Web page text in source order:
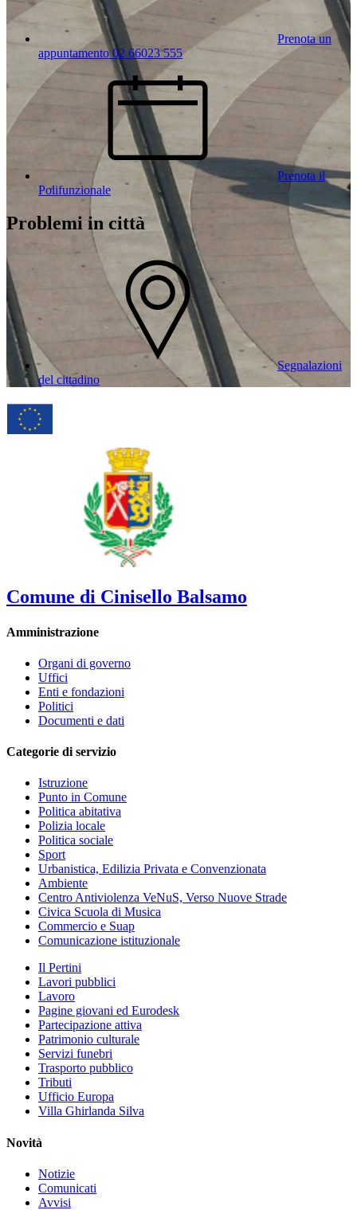
Prenota un
appuntamento 02 66023 555
Prenota il
Polifunzionale
Problemi in città
Segnalazioni
del cittadino
Comune di Cinisello Balsamo
Amministrazione
Organi di governo
Uffici
Enti e fondazioni
Politici
Documenti e dati
Categorie di servizio
Istruzione
Punto in Comune
Politica abitativa
Polizia locale
Politica sociale
Sport
Urbanistica, Edilizia Privata e Convenzionata
Ambiente
Centro Antiviolenza VeNuS, Verso Nuove Strade
Civica Scuola di Musica
Commercio e Suap
Comunicazione istituzionale
Il Pertini
Lavori pubblici
Lavoro
Pagine giovani ed Eurodesk
Partecipazione attiva
Patrimonio culturale
Servizi funebri
Trasporto pubblico
Tributi
Ufficio Europa
Villa Ghirlanda Silva
Novità
Notizie
Comunicati
Avvisi